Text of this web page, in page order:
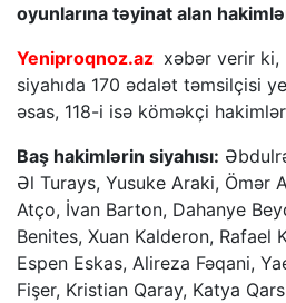
oyunlarına təyinat alan
Yeniproqnoz.az xəbər verir ki,
siyahıda 170 ədalət təmsilçisi
əsas, 118-i isə köməkçi
Baş hakimlərin siyahısı:
Əl Turays, Yusuke Araki, Ömər
Atço, İvan Barton, Dahanye
Benites, Xuan Kalderon, Rafael
Espen Eskas, Alireza Fəqani,
Fişer, Kristian Qaray, Katya